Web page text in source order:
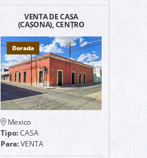
VENTA DE CASA
(CASONA), CENTRO
HISTÓRICO DE MÉRIDA
Dorada
Mexico
Tipo:CASA
Para:VENTA